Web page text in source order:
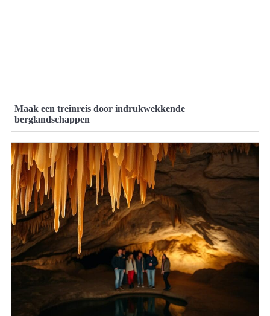
Maak een treinreis door indrukwekkende
berglandschappen